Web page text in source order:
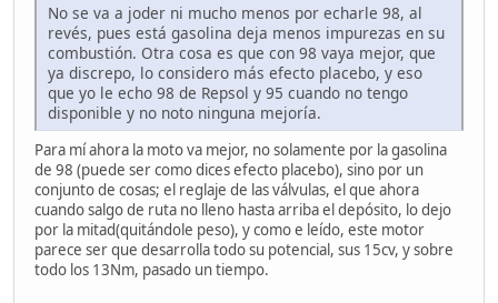
No se va a joder ni mucho menos por echarle 98, al
revés, pues está gasolina deja menos impurezas en su
combustión. Otra cosa es que con 98 vaya mejor, que
ya discrepo, lo considero más efecto placebo, y eso
que yo le echo 98 de Repsol y 95 cuando no tengo
disponible y no noto ninguna mejoría.
Para mí ahora la moto va mejor, no solamente por la gasolina
de 98 (puede ser como dices efecto placebo), sino por un
conjunto de cosas; el reglaje de las válvulas, el que ahora
cuando salgo de ruta no lleno hasta arriba el depósito, lo dejo
por la mitad(quitándole peso), y como e leído, este motor
parece ser que desarrolla todo su potencial, sus 15cv, y sobre
todo los 13Nm, pasado un tiempo.